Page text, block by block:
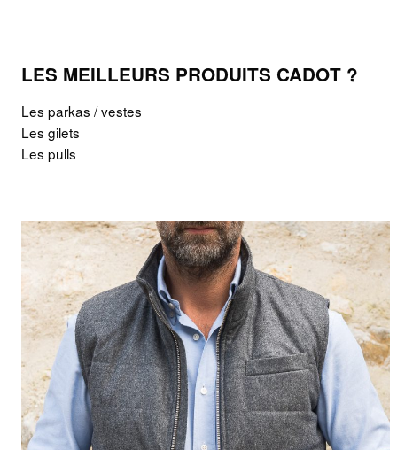
LES MEILLEURS PRODUITS CADOT ?
Les parkas / vestes
Les gilets
Les pulls